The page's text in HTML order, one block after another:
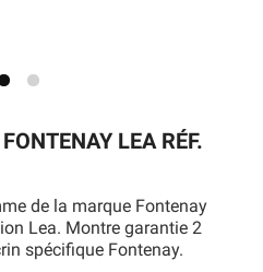
LEA RÉF.
de la marque Fontenay
Lea. Montre garantie 2
spécifique Fontenay.